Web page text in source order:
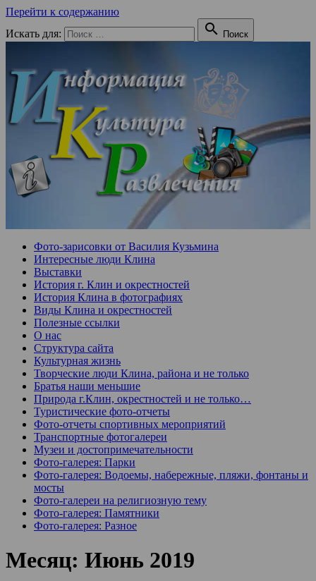
Перейти к содержанию
Искать для:
 Поиск
Фото-зарисовки от Василия Кузьмина
Интересные люди Клина
Выставки
История г. Клин и окрестностей
История Клина в фотографиях
Виды Клина и окрестностей
Полезные ссылки
О нас
Структура сайта
Культурная жизнь
Творческие люди Клина, района и не только
Братья наши меньшие
Природа г.Клин, окрестностей и не только…
Туристические фото-отчеты
Фото-отчеты спортивных мероприятий
Транспортные фотогалереи
Музеи и достопримечательности
Фото-галерея: Парки
Фото-галерея: Водоемы, набережные, пляжи, фонтаны и
мосты
Фото-галереи на религиозную тему
Фото-галерея: Памятники
Фото-галерея: Разное
Месяц: Июнь 2019